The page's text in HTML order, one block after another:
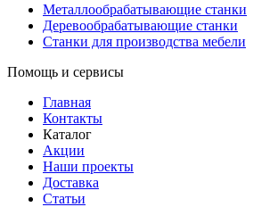
Металлообрабатывающие станки
Деревообрабатывающие станки
Станки для производства мебели
Помощь и сервисы
Главная
Контакты
Каталог
Акции
Наши проекты
Доставка
Статьи